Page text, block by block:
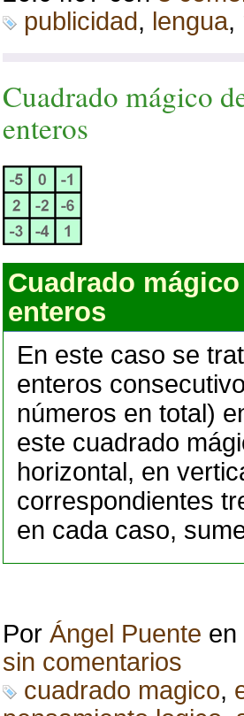
publicidad, lengua,
Cuadrado mágico
enteros
Cuadrado
enteros
En este caso se
enteros
números en total)
este cuadrado
horizontal, en
correspondientes
en cada caso,
Por Ángel Puente en
sin comentarios
cuadrado magico,